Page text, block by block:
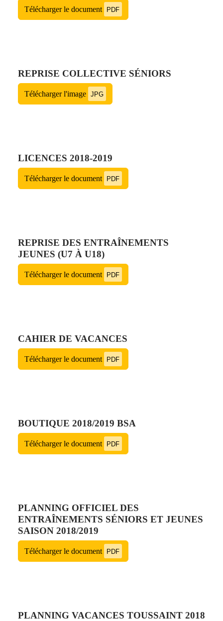
Télécharger le document PDF
REPRISE COLLECTIVE SÉNIORS
Télécharger l'image JPG
LICENCES 2018-2019
Télécharger le document PDF
REPRISE DES ENTRAÎNEMENTS
JEUNES (U7 À U18)
Télécharger le document PDF
CAHIER DE VACANCES
Télécharger le document PDF
BOUTIQUE 2018/2019 BSA
Télécharger le document PDF
PLANNING OFFICIEL DES
ENTRAÎNEMENTS SÉNIORS ET JEUNES
SAISON 2018/2019
Télécharger le document PDF
PLANNING VACANCES TOUSSAINT 2018